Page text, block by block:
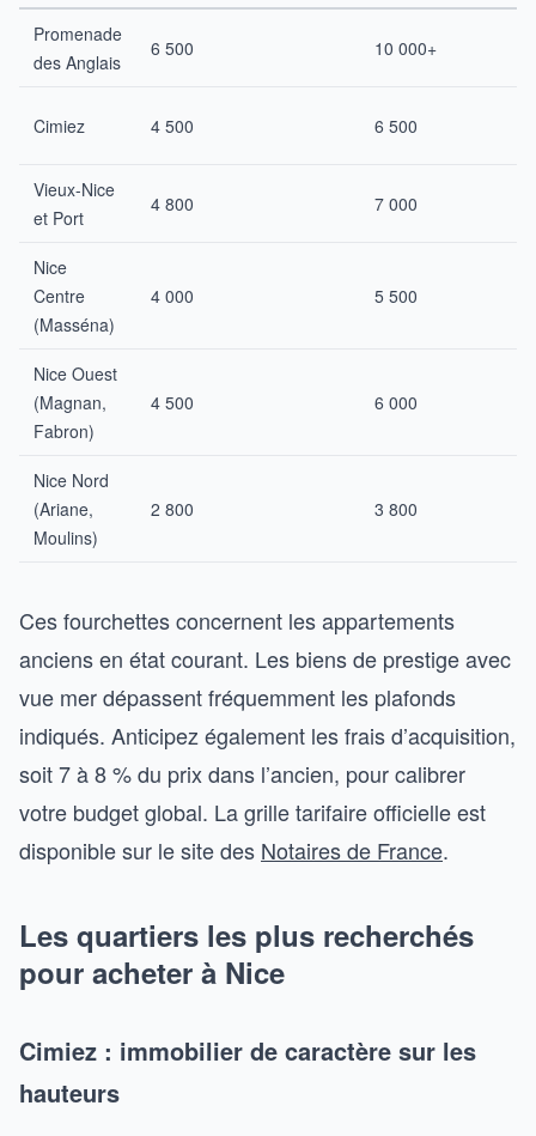
Promenade
des Anglais
6 500 10 000+
Cimiez 4 500 6 500
Vieux-Nice
et Port
4 800 7 000
Nice
Centre
(Masséna)
4 000 5 500
Nice Ouest
(Magnan,
Fabron)
4 500 6 000
Nice Nord
(Ariane,
Moulins)
2 800 3 800
Ces fourchettes concernent les appartements
anciens en état courant. Les biens de prestige avec
vue mer dépassent fréquemment les plafonds
indiqués. Anticipez également les frais d’acquisition,
soit 7 à 8 % du prix dans l’ancien, pour calibrer
votre budget global. La grille tarifaire officielle est
disponible sur le site des Notaires de France.
Les quartiers les plus recherchés
pour acheter à Nice
Cimiez : immobilier de caractère sur les
hauteurs